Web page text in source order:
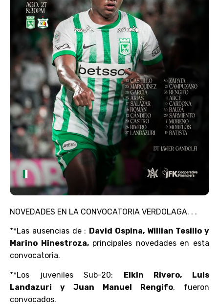
NOVEDADES EN LA CONVOCATORIA VERDOLAGA. . .
**Las ausencias de : David Ospina, Willian Tesillo y
Marino Hinestroza,principales novedades en esta
convocatoria.
**Los juveniles Sub-20: Elkin Rivero, Luis
Landazuri y Juan Manuel Rengifo, fueron
convocados.